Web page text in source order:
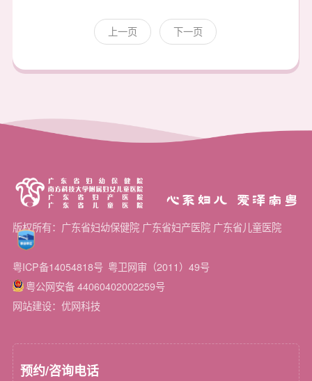
上一页 下一页
心系妇儿 爱泽南粤
版权所有：广东省妇幼保健院 广东省妇产医院 广东省儿童医院
粤ICP备14054818号 粤卫网审（2011）49号
粤公网安备 44060402002259号
网站建设：优网科技
预约/咨询电话